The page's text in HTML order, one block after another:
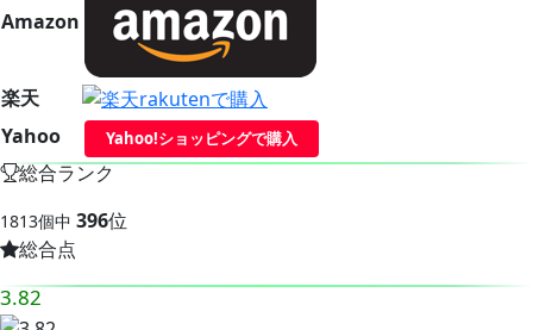
Amazon
楽天
Yahoo
Yahoo!ショッピングで購入
総合ランク
1813個中 396位
総合点
3.82